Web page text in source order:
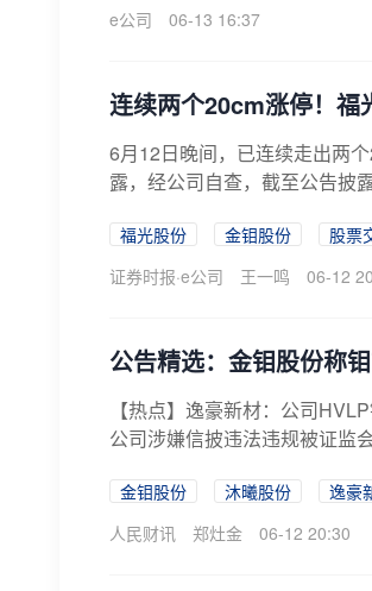
e公司
06-13 16:37
连续两个20cm涨停！福
6月12日晚间，已连续走出两
露，经公司自查，截至公告披
福光股份 金钼股份
股票
证券时报·e公司
王一鸣 06-12
公告精选：金钼股份称
【热点】逸豪新材：公司
公司涉嫌信披违法违规被证监
金钼股份 沐曦股份
逸豪
人民财讯
郑灶金 06-12 20:30